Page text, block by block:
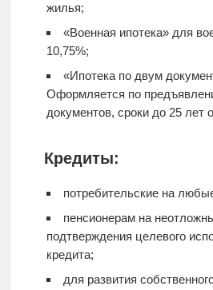
жилья;
«Военная ипотека» для
10,75%;
«Ипотека по двум
Оформляется по
документов, сроки до 25 лет
Кредиты:
потребительские на
пенсионерам на
подтверждения целевого
кредита;
для развития